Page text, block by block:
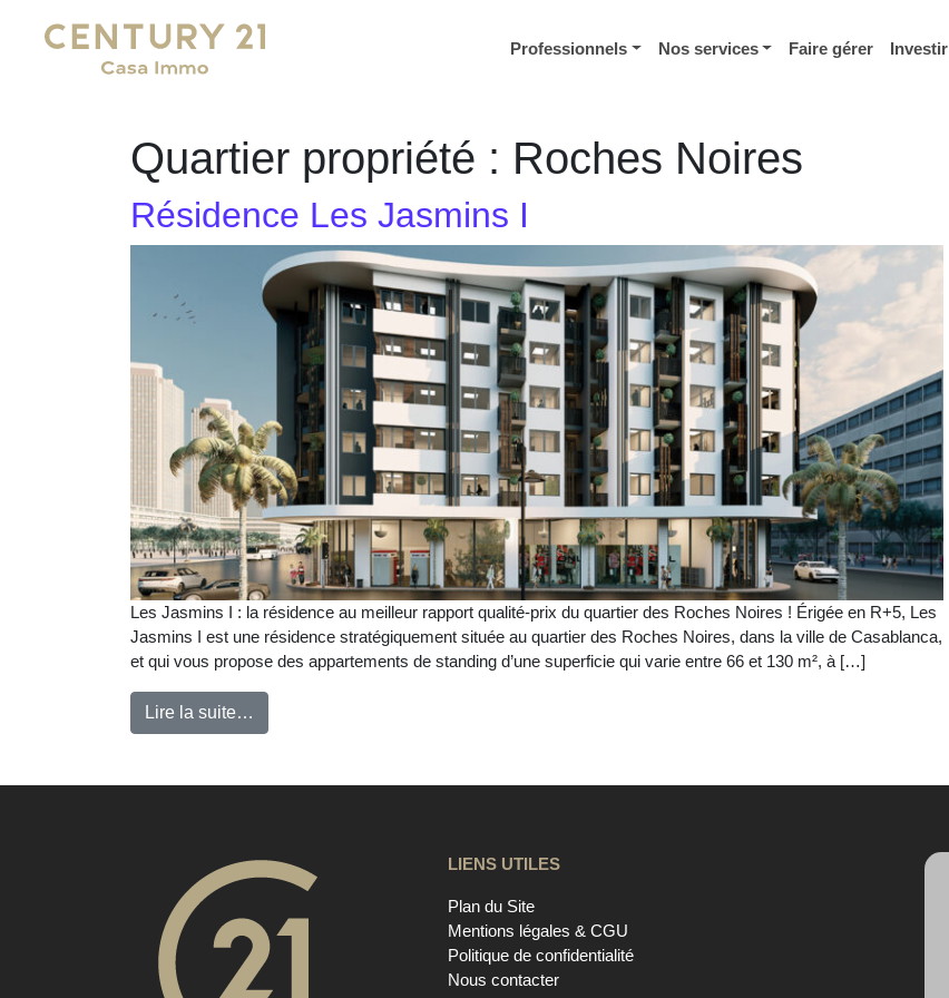
Main Navigation Professionnels Nos services Faire gérer Investir
Quartier propriété : Roches Noires
Résidence Les Jasmins I
Les Jasmins I : la résidence au meilleur rapport qualité-prix du quartier des Roches Noires ! Érigée en R+5, Les
Jasmins I est une résidence stratégiquement située au quartier des Roches Noires, dans la ville de Casablanca,
et qui vous propose des appartements de standing d’une superficie qui varie entre 66 et 130 m², à […]
Lire la suite…
LIENS UTILES
Plan du Site
Mentions légales & CGU
Politique de confidentialité
Nous contacter